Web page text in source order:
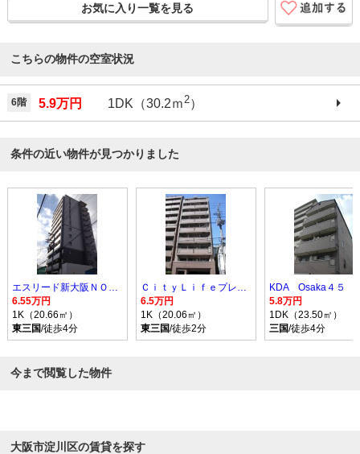
お気に入り一覧を見る
こちらの物件の空室状況
6階 5.9万円 1DK（30.2ｍ 2）
条件の近い物件が見つかりました
エスリード新大阪ＮＯＲＴＨ
6.55万円
1K（20.66㎡）
東三国/徒歩4分
ＣｉｔｙＬｉｆｅプレサンス新大阪
6.5万円
1K（20.06㎡）
東三国/徒歩2分
KDA Osaka４５
5.8万円
1DK（23.50㎡）
三国/徒歩4分
今まで閲覧した物件
大阪市淀川区の賃貸を探す